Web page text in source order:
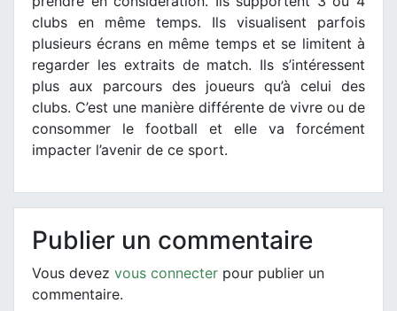
clubs en même temps. Ils visualisent parfois
plusieurs écrans en même temps et se limitent à
regarder les extraits de match. Ils s’intéressent
plus aux parcours des joueurs qu’à celui des
clubs. C’est une manière différente de vivre ou de
consommer le football et elle va forcément
impacter l’avenir de ce sport.
Publier un commentaire
Vous devez vous connecter pour publier un
commentaire.